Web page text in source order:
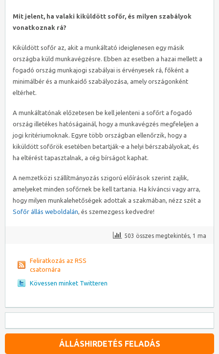
Mit jelent, ha valaki kiküldött sofőr, és milyen szabályok
vonatkoznak rá?
Kiküldött sofőr az, akit a munkáltató ideiglenesen egy másik
országba küld munkavégzésre. Ebben az esetben a hazai mellett a
fogadó ország munkajogi szabályai is érvényesek rá, főként a
minimálbér és a munkaidő szabályozása, amely országonként
eltérhet.
A munkáltatónak előzetesen be kell jelenteni a sofőrt a fogadó
ország illetékes hatóságainál, hogy a munkavégzés megfeleljen a
jogi kritériumoknak. Egyre több országban ellenőrzik, hogy a
kiküldött sofőrök esetében betartják-e a helyi bérszabályokat, és
ha eltérést tapasztalnak, a cég bírságot kaphat.
A nemzetközi szállítmányozás szigorú előírások szerint zajlik,
amelyeket minden sofőrnek be kell tartania. Ha kíváncsi vagy arra,
hogy milyen munkalehetőségek adottak a szakmában, nézz szét a
Sofőr állás weboldalán, és szemezgess kedvedre!
503 összes megtekintés, 1 ma
Feliratkozás az RSS
csatornára
Kövessen minket Twitteren
ÁLLÁSHIRDETÉS FELADÁS